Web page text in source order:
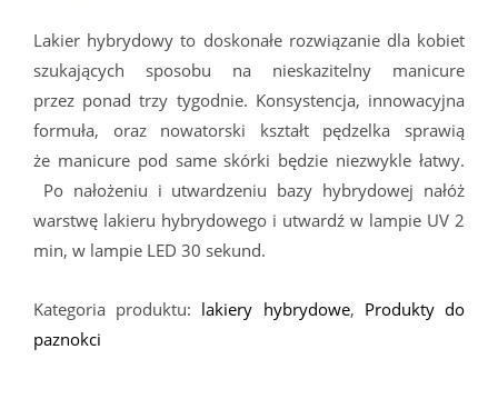
Lakier hybrydowy to doskonałe rozwiązanie dla kobiet
szukających sposobu na nieskazitelny manicure
przez ponad trzy tygodnie. Konsystencja, innowacyjna
formuła, oraz nowatorski kształt pędzelka sprawią
że manicure pod same skórki będzie niezwykle łatwy.
Po nałożeniu i utwardzeniu bazy hybrydowej nałóż
warstwę lakieru hybrydowego i utwardź w lampie UV 2
min, w lampie LED 30 sekund.
Kategoria produktu: lakiery hybrydowe, Produkty do
paznokci